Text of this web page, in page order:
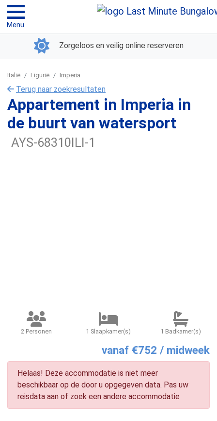
Menu
Zorgeloos en veilig online reserveren
Italië Ligurië Imperia
Terug naar zoekresultaten
Appartement in Imperia in
de buurt van watersport
AYS-68310ILI-1
2 Personen 1 Slaapkamer(s) 1 Badkamer(s)
vanaf €752 / midweek
Helaas! Deze accommodatie is niet meer
beschikbaar op de door u opgegeven data. Pas uw
reisdata aan of zoek een andere accommodatie